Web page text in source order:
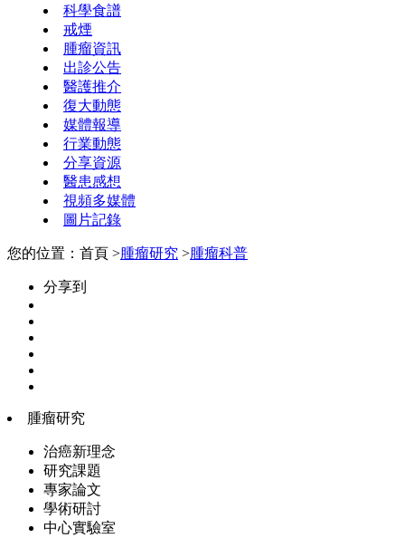
科學食譜
戒煙
腫瘤資訊
出診公告
醫護推介
復大動態
媒體報導
行業動態
分享資源
醫患感想
視頻多媒體
圖片記錄
您的位置：首頁 >腫瘤研究 >腫瘤科普
分享到
腫瘤研究
治癌新理念
研究課題
專家論文
學術研討
中心實驗室